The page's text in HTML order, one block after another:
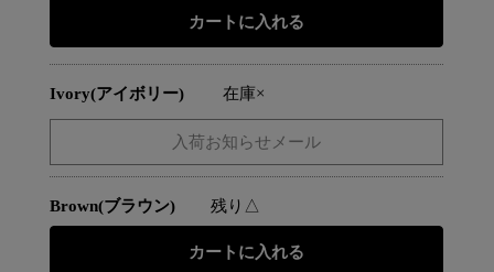
Ivory(アイボリー) 在庫×
Brown(ブラウン) 残り△